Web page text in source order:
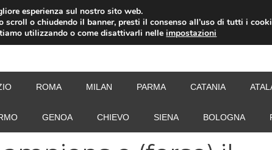
ROMA MILAN PARMA CATANIA
GENOA CHIEVO SIENA BOLOGNA
esperienza sul nostro sito web.
scroll o chiudendo il banner, presti il consenso all’uso di tutti i
utilizzando o come disattivarli nelleimpostazioni